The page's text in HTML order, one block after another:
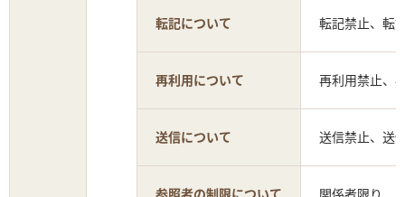
転記について 転記禁止、転
再利用について 再利用禁止、
送信について 送信禁止、送
参照者の制限について 関係者限り